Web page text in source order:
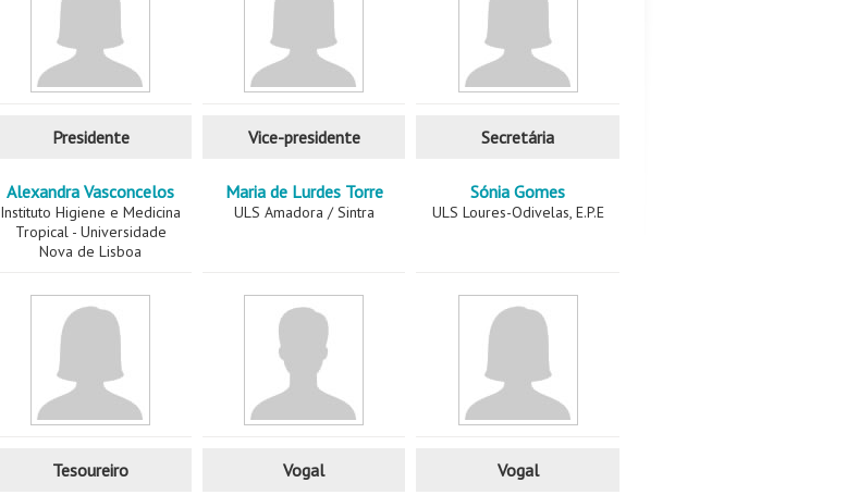
Presidente Vice-presidente Secretária
Alexandra Vasconcelos
Instituto Higiene e Medicina
Tropical - Universidade
Nova de Lisboa
Maria de Lurdes Torre
ULS Amadora / Sintra
Sónia Gomes
ULS Loures-Odivelas, E.P.E
Tesoureiro Vogal Vogal